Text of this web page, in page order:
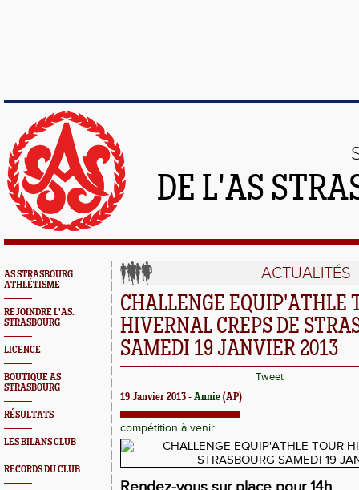
DE L'AS
AS STRASBOURG
ATHLÉTISME
REJOINDRE L'AS.
STRASBOURG
LICENCE
BOUTIQUE AS
STRASBOURG
RÉSULTATS
LES BILANS CLUB
RECORDS DU CLUB
ACTUALITÉS
CHALLENGE EQUIP'ATHLE
HIVERNAL CREPS DE
SAMEDI 19 JANVIER 2013
Tweet
19 Janvier 2013 - Annie (AP)
compétition à venir